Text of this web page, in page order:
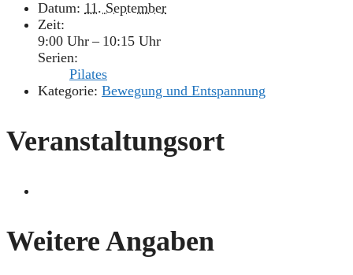
Datum: 11. September
Zeit:
9:00 Uhr – 10:15 Uhr
Serien:
Pilates
Kategorie: Bewegung und Entspannung
Veranstaltungsort
Weitere Angaben